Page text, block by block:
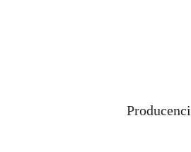
Pomiń karuzelę producentów
Producenci